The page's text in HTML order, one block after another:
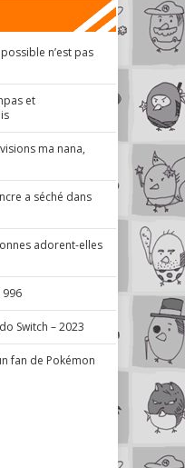
n’est pas
et
ma nana,
a séché dans
adorent-elles
Switch – 2023
fan de Pokémon